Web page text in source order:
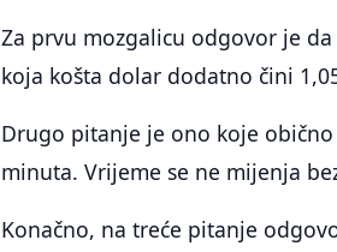
Za prvu mozgalicu odgovor je
koja košta dolar dodatno čini
Drugo pitanje je ono koje
minuta. Vrijeme se ne mijenja
Konačno, na treće pitanje